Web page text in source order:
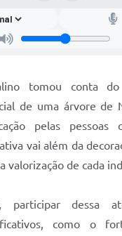
tomou conta
de uma árvore de
pelas pessoas
vai além da
valorização de cada
participar dessa
como o